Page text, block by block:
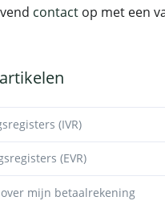
contact op met een
(IVR)
(EVR)
mijn betaalrekening